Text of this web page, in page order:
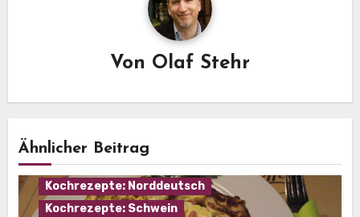
Von Olaf Stehr
Ähnlicher Beitrag
Hausmannskost
Kochrezepte: Fleisch
Kochrezepte: Norddeutsch
Kochrezepte: Schwein